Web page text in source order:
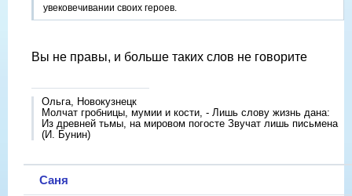
увековечивании своих героев.
Вы не правы, и больше таких слов не говорите
Ольга, Новокузнецк
Молчат гробницы, мумии и кости, - Лишь слову жизнь дана:
Из древней тьмы, на мировом погосте Звучат лишь письмена
(И. Бунин)
Саня